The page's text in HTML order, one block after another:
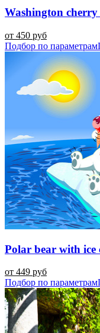
Washington cherry
от 450 руб
Подбор по параметрам
Polar bear with ice
от 449 руб
Подбор по параметрам